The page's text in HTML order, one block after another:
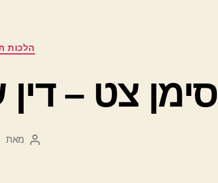
הלכות
סימן צט –
המחבר
מאת